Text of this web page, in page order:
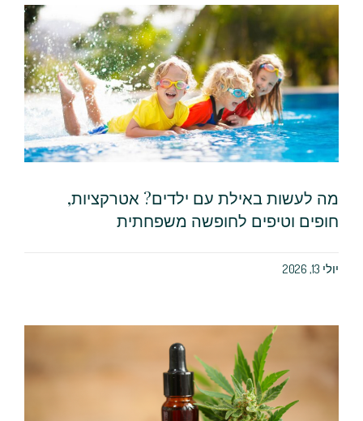
מה לעשות באילת עם ילדים? אטרקציות,
חופים וטיפים לחופשה משפחתית
יולי 13, 2026